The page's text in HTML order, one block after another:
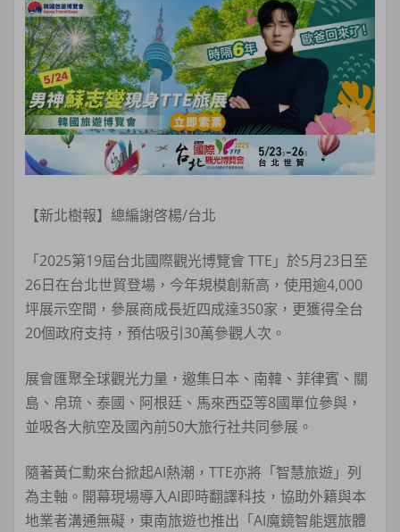
【新北樹報】總編謝啓楊/台北
「2025第19屆台北國際觀光博覽會 TTE」於5月23日至
26日在台北世貿登場，今年規模創新高，使用逾4,000
坪展示空間，參展商成長近四成達350家，更獲得全台
20個政府支持，預估吸引30萬參觀人次。
展會匯聚全球觀光力量，邀集日本、南韓、菲律賓、關
島、帛琉、泰國、阿根廷、馬來西亞等8國單位參與，
並吸各大航空及國內前50大旅行社共同參展。
隨著黃仁勳來台掀起AI熱潮，TTE亦將「智慧旅遊」列
為主軸。開幕現場導入AI即時翻譯科技，協助外籍與本
地業者溝通無礙，東南旅遊也推出「AI魔鏡智能選旅體